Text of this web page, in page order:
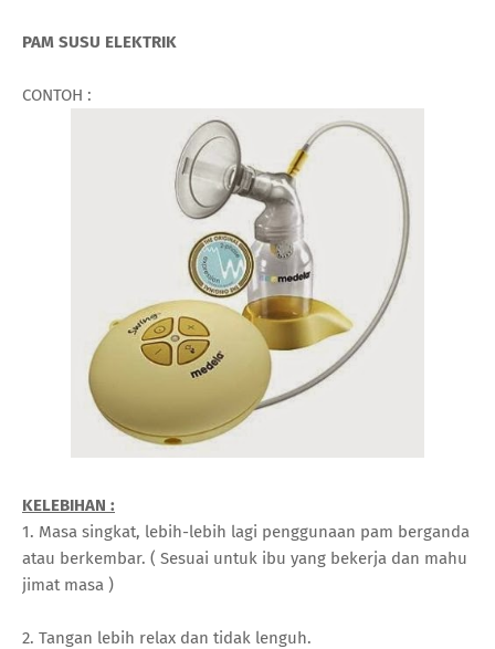
PAM SUSU ELEKTRIK
CONTOH :
KELEBIHAN :
1. Masa singkat, lebih-lebih lagi penggunaan pam berganda
atau berkembar. ( Sesuai untuk ibu yang bekerja dan mahu
jimat masa )
2. Tangan lebih relax dan tidak lenguh.